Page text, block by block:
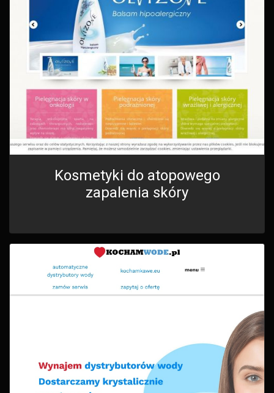
Kosmetyki do atopowego
zapalenia skóry